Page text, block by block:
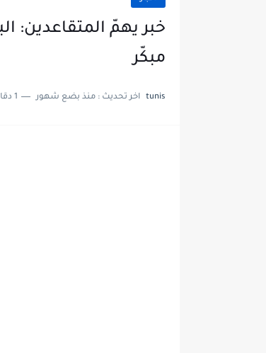
خبر يهمّ المتقاعدين:
مبكّر
tunis اخر تحديث : منذ بضع شهور 1 دقائق للقراءة